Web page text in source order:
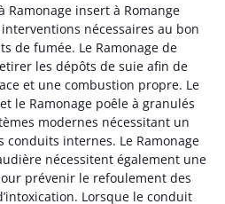
Ramonage insert à Romange
nécessaires au bon
de fumée. Le Ramonage de
les dépôts de suie afin de
et une combustion propre. Le
le Ramonage poêle à granulés
modernes nécessitant un
conduits internes. Le Ramonage
nécessitent également une
prévenir le refoulement des
Lorsque le conduit